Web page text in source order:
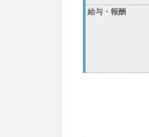
給与・報酬